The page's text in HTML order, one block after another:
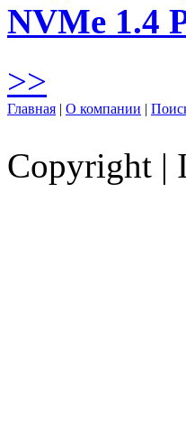
NVMe 1.4
>>
Главная | О компании |
Copyright |